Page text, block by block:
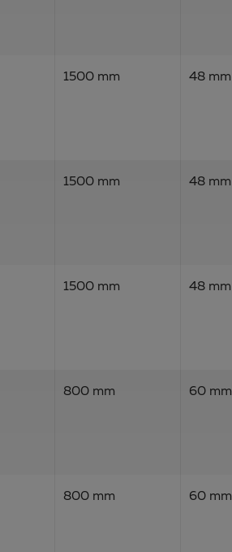
1500 mm 48 mm
1500 mm 48 mm
1500 mm 48 mm
800 mm 60 mm
800 mm 60 mm